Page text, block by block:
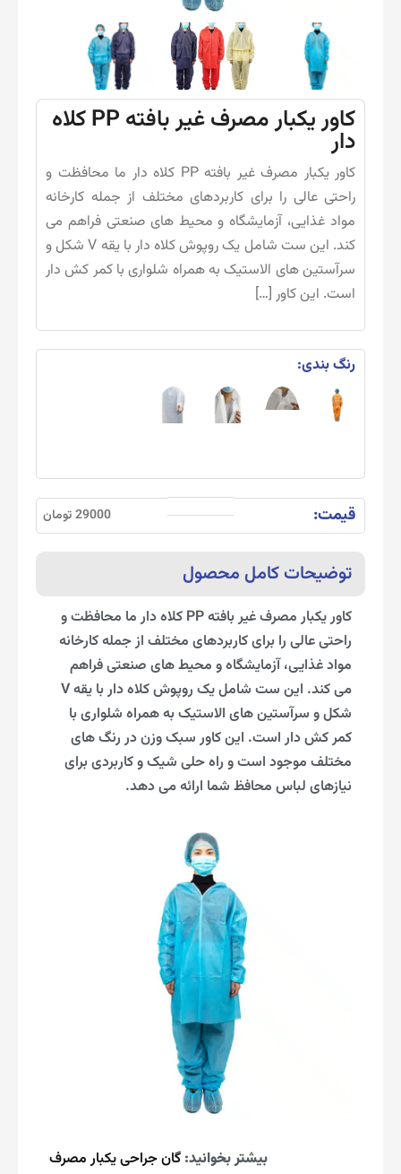
کاور یکبار مصرف غیر بافته PP کلاه
دار
کاور یکبار مصرف غیر بافته PP کلاه دار ما محافظت و
راحتی عالی را برای کاربردهای مختلف از جمله کارخانه
مواد غذایی، آزمایشگاه و محیط های صنعتی فراهم می
کند. این ست شامل یک روپوش کلاه دار با یقه V شکل و
سرآستین های الاستیک به همراه شلواری با کمر کش دار
است. این کاور […]
رنگ بندی:
قیمت: 29000 تومان
توضیحات کامل محصول
کاور یکبار مصرف غیر بافته PP کلاه دار ما محافظت و
راحتی عالی را برای کاربردهای مختلف از جمله کارخانه
مواد غذایی، آزمایشگاه و محیط های صنعتی فراهم
می کند. این ست شامل یک روپوش کلاه دار با یقه V
شکل و سرآستین های الاستیک به همراه شلواری با
کمر کش دار است. این کاور سبک وزن در رنگ های
مختلف موجود است و راه حلی شیک و کاربردی برای
نیازهای لباس محافظ شما ارائه می دهد.
بیشتر بخوانید: گان جراحی یکبار مصرف